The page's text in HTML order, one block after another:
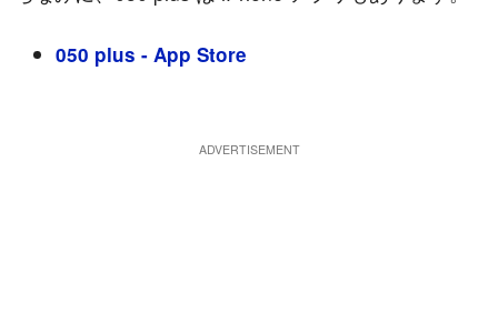
050 plus - App Store